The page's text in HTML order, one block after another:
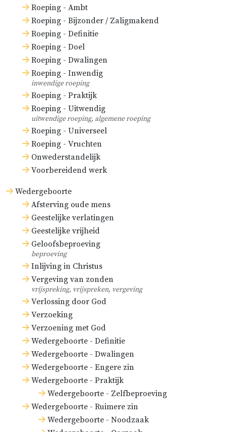
Roeping - Ambt
Roeping - Bijzonder / Zaligmakend
Roeping - Definitie
Roeping - Doel
Roeping - Dwalingen
Roeping - Inwendig
inwendige roeping
Roeping - Praktijk
Roeping - Uitwendig
uitwendige roeping, algemene roeping
Roeping - Universeel
Roeping - Vruchten
Onwederstandelijk
Voorbereidend werk
Wedergeboorte
Afsterving oude mens
Geestelijke verlatingen
Geestelijke vrijheid
Geloofsbeproeving
beproeving
Inlijving in Christus
Vergeving van zonden
vrijspreking, vrijspreken, vergeving
Verlossing door God
Verzoeking
Verzoening met God
Wedergeboorte - Definitie
Wedergeboorte - Dwalingen
Wedergeboorte - Engere zin
Wedergeboorte - Praktijk
Wedergeboorte - Zelfbeproeving
Wedergeboorte - Ruimere zin
Wedergeboorte - Noodzaak